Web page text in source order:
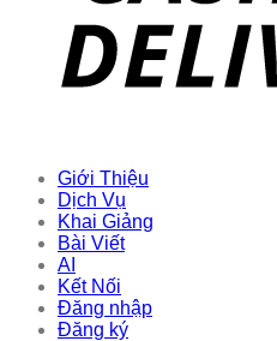
Giới Thiệu
Dịch Vụ
Khai Giảng
Bài Viết
AI
Kết Nối
Đăng nhập
Đăng ký